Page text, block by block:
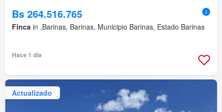
Bs 264.516.765
Finca in ,Barinas, Barinas, Municipio Barinas, Estado Barinas
Hace 1 día
Actualizado